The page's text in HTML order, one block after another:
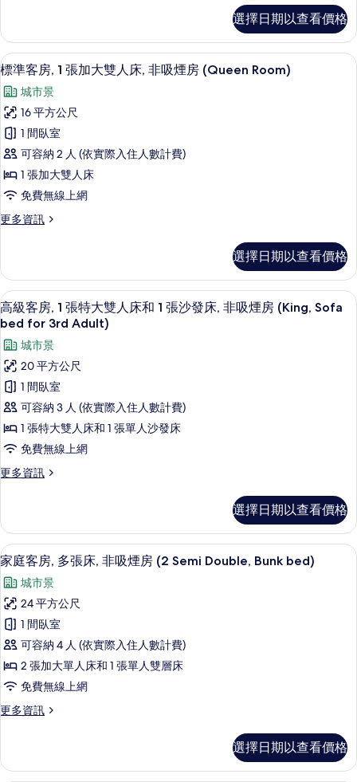
片
情
房
(1
Double
Bed,
Sofa
bed
for
3rd
Adult)
的
所
片
雙
人
房,
吸
煙
房
(1
Double
Bed,
Sofa
bed
3rd
詳
情
選擇日期以查看價格
顯
示
標
準
客
房,
1
張
加
雙
人
床,
非
吸
煙
房
(Queen
Room)
的
所
片
客房內保險箱、筆電工作空間、熨斗/
5
標準客房, 1 張加大雙人床, 非吸煙房 (Queen Room)
城市景
16 平方公尺
1 間臥室
可容納 2 人 (依實際入住人數計費)
1 張加大雙人床
免費無線上網
更多資訊
更
客
房,
1
張
大
雙
人
床,
非
煙
房
Room)
選擇日期以查看價格
顯
示
高
級
客
房,
1
張
大
人
床
和
1
張
沙
發
床,
非
吸
(King,
客房內保險箱、筆電工作空間、熨斗/
5
高級客房, 1 張特大雙人床和 1 張沙發床, 非吸煙房 (King, Sofa
bed for 3rd Adult)
城市景
20 平方公尺
1 間臥室
可容納 3 人 (依實際入住人數計費)
1 張特大雙人床和 1 張單人沙發床
免費無線上網
更多資訊
更
客
房,
1
張
特
大
雙
人
床
和
張
發
吸
煙
選擇日期以查看價格
顯
示
家
庭
客
房,
多
床,
吸
客房內保險箱、筆電工作空間、熨斗/
5
家庭客房, 多張床, 非吸煙房 (2 Semi Double, Bunk bed)
城市景
24 平方公尺
1 間臥室
可容納 4 人 (依實際入住人數計費)
2 張加大單人床和 1 張單人雙層床
免費無線上網
更多資訊
更
客
選擇日期以查看價格